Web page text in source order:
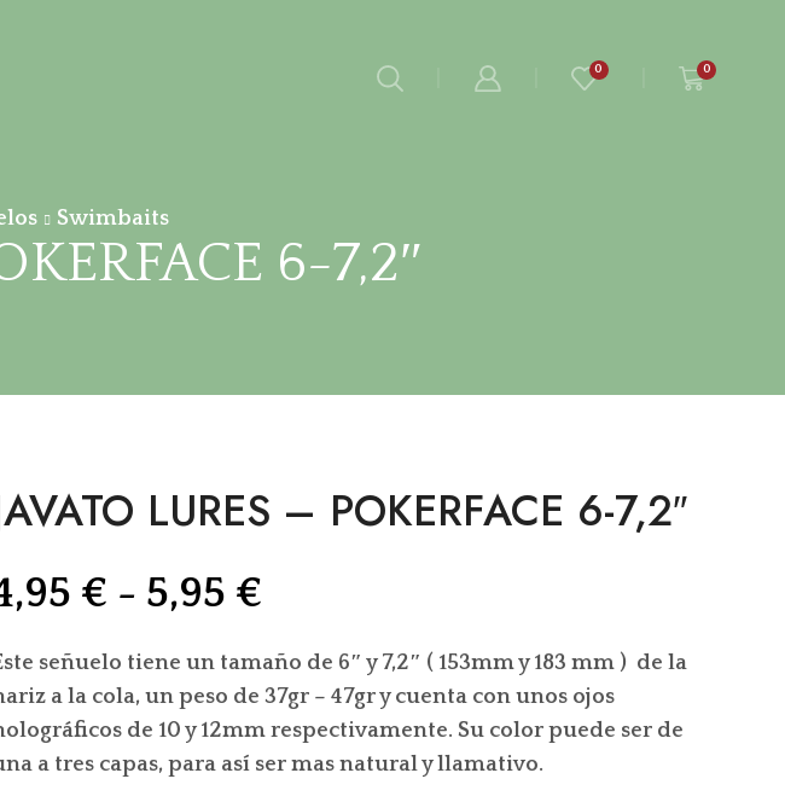
0 0
Swimbaits
6-7,2″
LURES – POKERFACE 6-7,2″
€ - 5,95 €
señuelo tiene un tamaño de 6″ y 7,2″ ( 153mm y 183 mm ) de la
a la cola, un peso de 37gr – 47gr y cuenta con unos ojos
de 10 y 12mm respectivamente. Su color puede ser de
a tres capas, para así ser mas natural y llamativo.